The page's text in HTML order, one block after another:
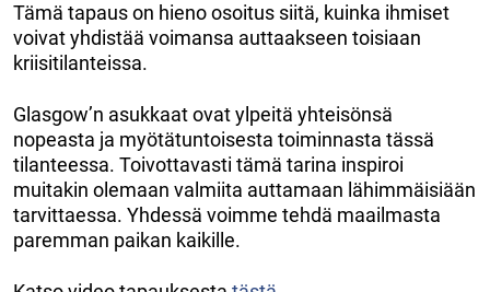
Tämä tapaus on hieno osoitus siitä, kuinka ihmiset
voivat yhdistää voimansa auttaakseen toisiaan
kriisitilanteissa.
Glasgow’n asukkaat ovat ylpeitä yhteisönsä
nopeasta ja myötätuntoisesta toiminnasta tässä
tilanteessa. Toivottavasti tämä tarina inspiroi
muitakin olemaan valmiita auttamaan lähimmäisiään
tarvittaessa. Yhdessä voimme tehdä maailmasta
paremman paikan kaikille.